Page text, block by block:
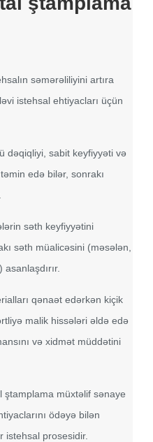
səmərəliliyini artıra
istehsal ehtiyacları üçün
dəqiqliyi, sabit keyfiyyəti və
edə bilər, sonrakı
səth keyfiyyətini
səth müalicəsini (məsələn,
qənaət edərkən kiçik
malik hissələri əldə edə
və xidmət müddətini
ştamplama müxtəlif sənaye
ödəyə bilən
istehsal prosesidir.